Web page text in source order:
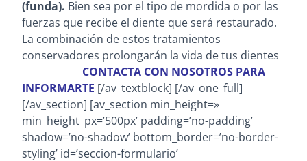
(funda). Bien sea por el tipo de mordida o por las
fuerzas que recibe el diente que será restaurado.
La combinación de estos tratamientos
conservadores prolongarán la vida de tus dientes
CONTACTA CON NOSOTROS PARA
INFORMARTE [/av_textblock] [/av_one_full]
[/av_section] [av_section min_height=»
min_height_px=’500px’ padding=’no-padding’
shadow=’no-shadow’ bottom_border=’no-border-
styling’ id=’seccion-formulario’